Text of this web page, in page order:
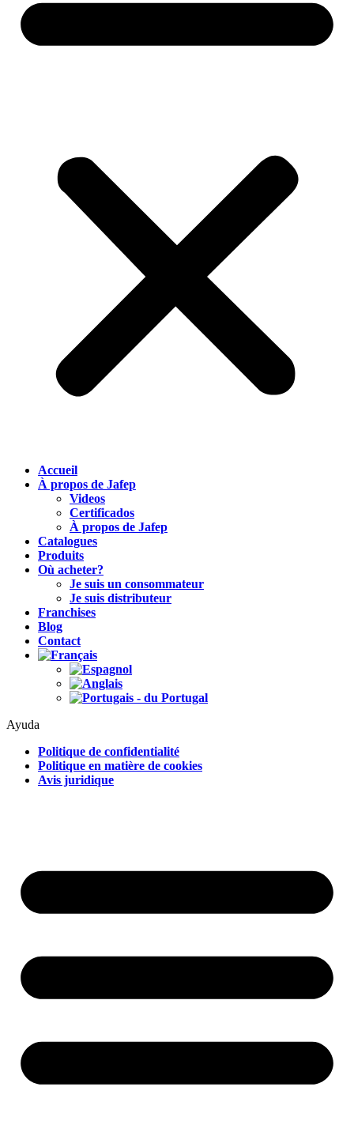
Accueil
À propos de Jafep
Videos
Certificados
À propos de Jafep
Catalogues
Produits
Où acheter?
Je suis un consommateur
Je suis distributeur
Franchises
Blog
Contact
Ayuda
Politique de confidentialité
Politique en matière de cookies
Avis juridique